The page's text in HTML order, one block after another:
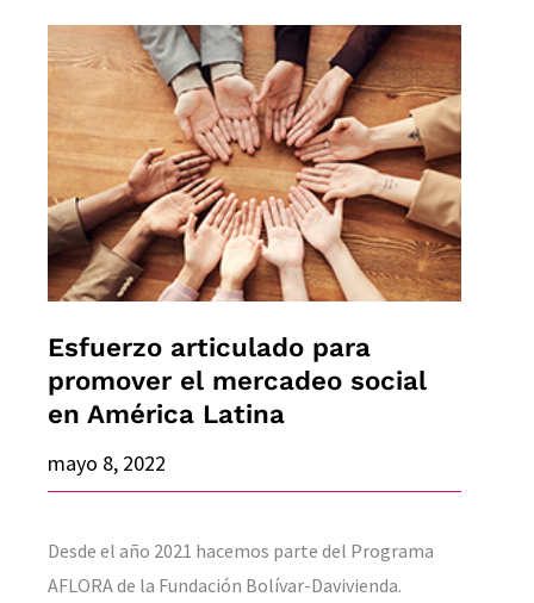
Esfuerzo articulado para
promover el mercadeo social
en América Latina
mayo 8, 2022
Desde el año 2021 hacemos parte del Programa
AFLORA de la Fundación Bolívar-Davivienda.
articulado
para
promover
mercadeo
social
en
Latina